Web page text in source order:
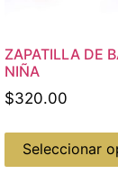
ZAPATILLA DE
NIÑA
$320.00
Seleccionar